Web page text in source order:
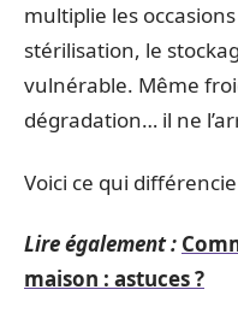
multiplie les
stérilisation, le
vulnérable. Même
dégradation… il ne
Voici ce qui
Lire également :
maison : astuces ?